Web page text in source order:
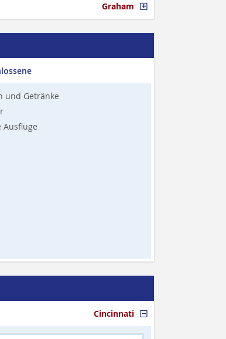
Graham
und Getränke
Ausflüge
Cincinnati